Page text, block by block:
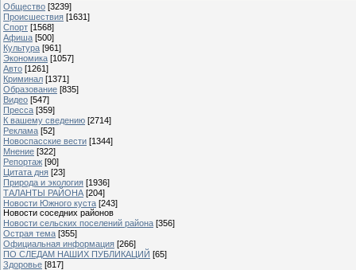
Общество [3239]
Происшествия [1631]
Спорт [1568]
Афиша [500]
Культура [961]
Экономика [1057]
Авто [1261]
Криминал [1371]
Образование [835]
Видео [547]
Пресса [359]
К вашему сведению [2714]
Реклама [52]
Новоспасские вести [1344]
Мнение [322]
Репортаж [90]
Цитата дня [23]
Природа и экология [1936]
ТАЛАНТЫ РАЙОНА [204]
Новости Южного куста [243]
Новости соседних районов
Новости сельских поселений района [356]
Острая тема [355]
Официальная информация [266]
ПО СЛЕДАМ НАШИХ ПУБЛИКАЦИЙ [65]
Здоровье [817]